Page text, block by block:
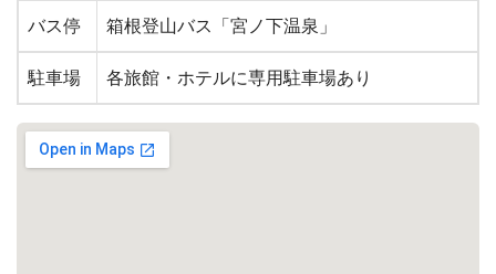
バス停 箱根登山バス「宮ノ下温泉」
駐車場 各旅館・ホテルに専用駐車場あり